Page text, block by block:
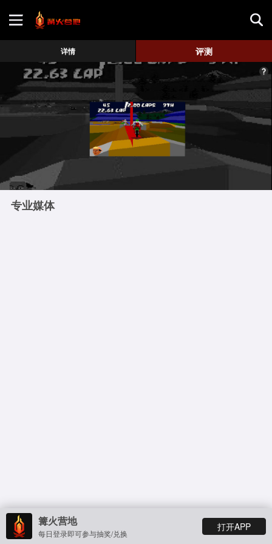
游戏评测
详情 评测
专业媒体
篝火营地
每日登录即可参与抽奖/兑换
打开APP